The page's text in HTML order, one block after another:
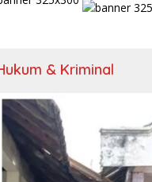
& Kriminal